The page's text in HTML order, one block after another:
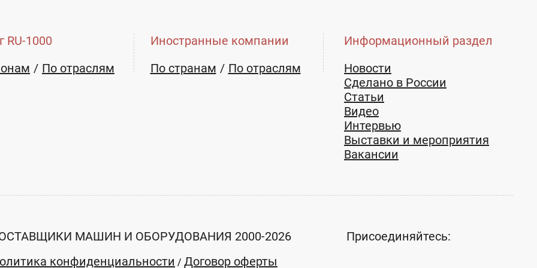
30 метров.
Мачтовых
Мачта связи МСТ450-45
высотой до 45 метров.
ООО "Завод Мачтовых
RU-1000
По отраслям
Иностранные компании
По странам
По отраслям
Информационный раздел
Новости
Сделано в России
Статьи
Видео
Интервью
Выставки и мероприятия
Вакансии
МАШИН И ОБОРУДОВАНИЯ 2000-2026
конфиденциальности / Договор оферты
Присоединяйтесь: